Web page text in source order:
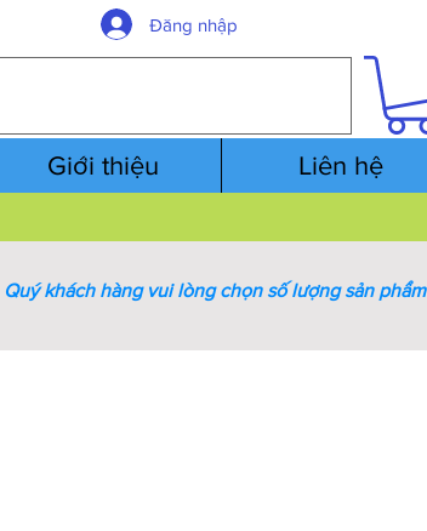
Đăng nhập
Giới thiệu Liên hệ
Quý khách hàng vui lòng chọn số lượng sản phẩm